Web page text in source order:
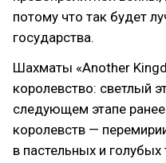
потому что так будет
государства.
Шахматы «Another
королевство: светлый
следующем этапе
королевств —
в пастельных и